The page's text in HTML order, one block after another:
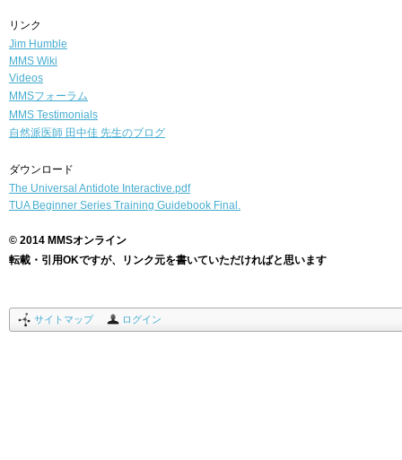
リンク
Jim Humble
MMS Wiki
Videos
MMSフォーラム
MMS Testimonials
自然派医師 田中佳 先生のブログ
ダウンロード
The Universal Antidote Interactive.pdf
TUA Beginner Series Training Guidebook Final.
© 2014 MMSオンライン
転載・引用OKですが、リンク元を書いていただければと思います
サイトマップ ログイン